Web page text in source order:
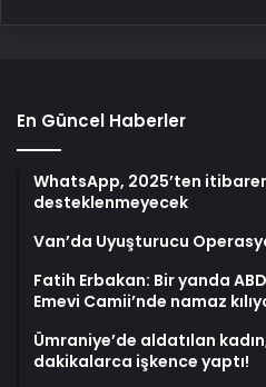
En Güncel Haberler
WhatsApp, 2025’ten
desteklenmeyecek
Van’da Uyuşturucu
Fatih Erbakan: Bir yanda
Emevi Camii’nde namaz
Ümraniye’de aldatılan
dakikalarca işkence yaptı!